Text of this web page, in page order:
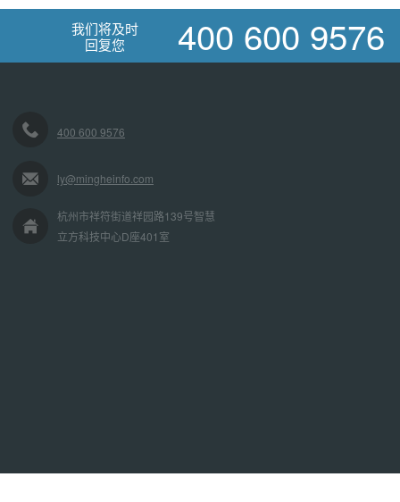
我们将及时
回复您
400 600 9576
400 600 9576
ly@mingheinfo.com
杭州市祥符街道祥园路139号智慧
立方科技中心D座401室